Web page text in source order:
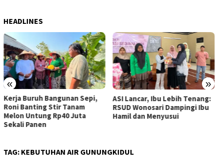
HEADLINES
« »
Kerja Buruh Bangunan Sepi,
Roni Banting Stir Tanam
Melon Untung Rp40 Juta
Sekali Panen
ASI Lancar, Ibu Lebih Tenang:
RSUD Wonosari Dampingi Ibu
Hamil dan Menyusui
TAG: KEBUTUHAN AIR GUNUNGKIDUL